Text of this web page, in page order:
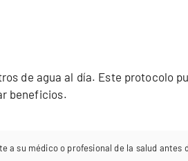
de agua al día. Este protocolo
beneficios.
su médico o profesional de la salud antes